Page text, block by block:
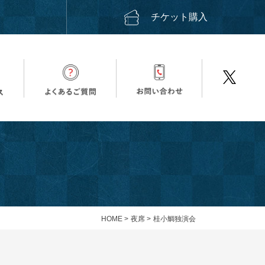
チケット購入
HOME > 夜席 > 桂小鯛独演会